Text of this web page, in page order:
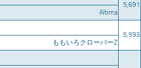
5,691
Altima
5,593
ももいろクローバーZ